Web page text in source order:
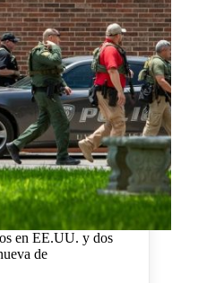
en EE.UU. y dos
de